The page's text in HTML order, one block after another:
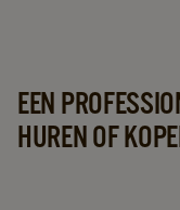
EEN
HUREN OF